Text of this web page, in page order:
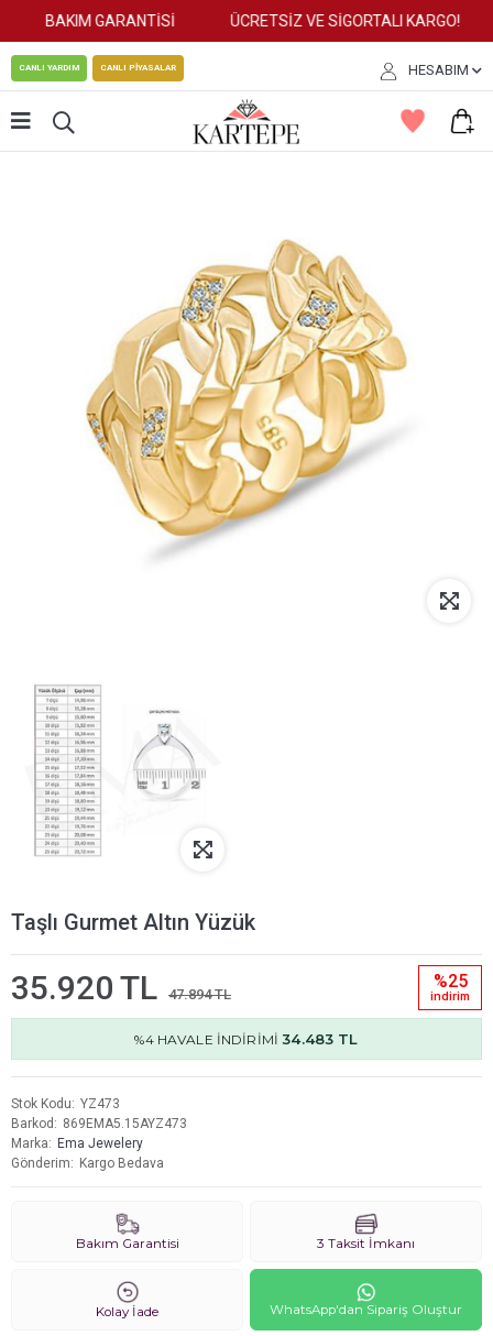
BAKIM GARANTİSİ ÜCRETSİZ VE SİGORTALI KARGO!
CANLI YARDIM CANLI PİYASALAR HESABIM
Taşlı Gurmet Altın Yüzük
35.920 TL 47.894 TL
%25
i̇ndi̇ri̇m
%4 HAVALE İNDİRİMİ34.483 TL
Stok Kodu
YZ473
Barkod
869EMA5.15AYZ473
Marka
Ema Jewelery
Gönderim
Kargo Bedava
Bakım Garantisi 3 Taksit İmkanı
Kolay İade WhatsApp'dan Sipariş Oluştur